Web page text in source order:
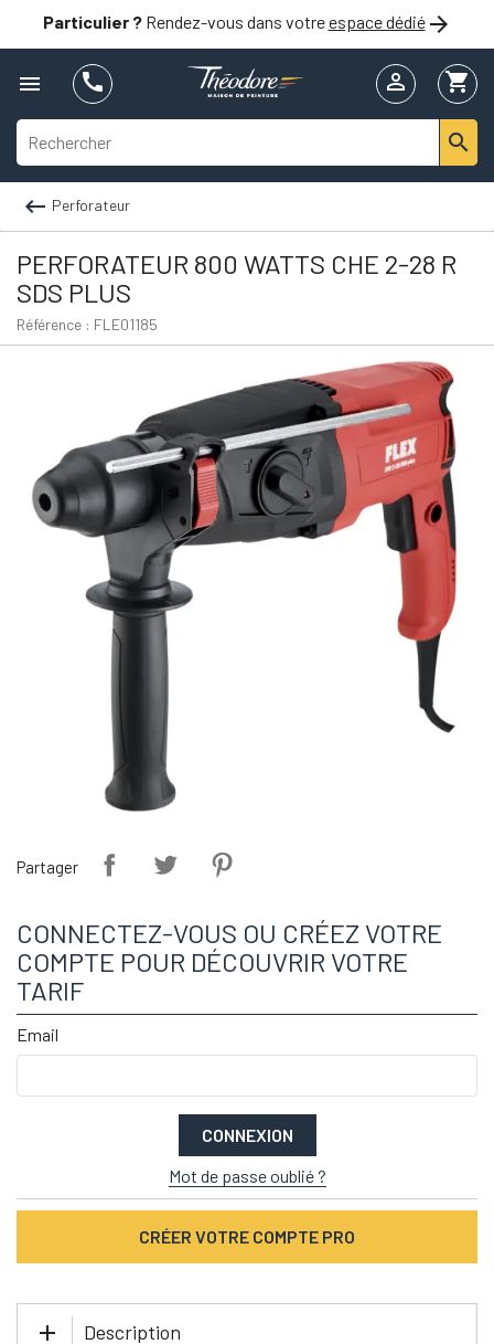
Particulier ?Rendez-vous dans votreespace dédié
  shopping_cart


 Perforateur
PERFORATEUR 800 WATTS CHE 2-28 R
SDS PLUS
Référence : FLE01185
Partager
CONNECTEZ-VOUS OU CRÉEZ VOTRE
COMPTE POUR DÉCOUVRIR VOTRE
TARIF
Email
CONNEXION
Mot de passe oublié ?
CRÉER VOTRE COMPTE PRO
Description